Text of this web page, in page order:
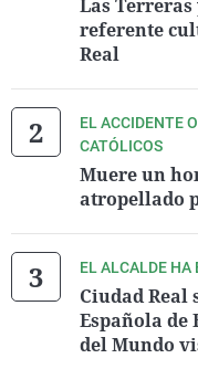
Las Terreras
referente
Real
EL ACCIDENTE
CATÓLICOS
Muere un
atropellado
EL ALCALDE HA
Ciudad Real
Española de
del Mundo